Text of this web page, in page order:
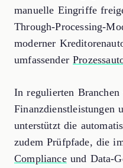
manuelle Eingriffe
Through-Processing-
moderner
umfassender
In regulierten Branchen
Finanzdienstleistungen
unterstützt die
zudem Prüfpfade, die
Complianceund Data-